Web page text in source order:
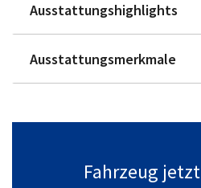
Ausstattungshighlights
Ausstattungsmerkmale
Fahrzeug